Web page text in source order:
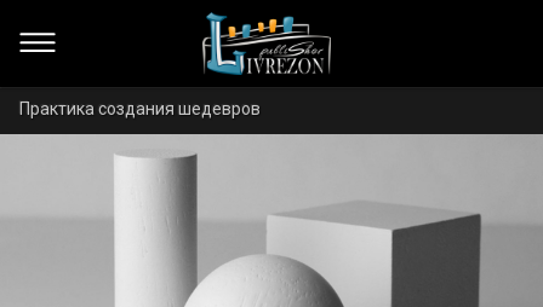
Практика создания шедевров